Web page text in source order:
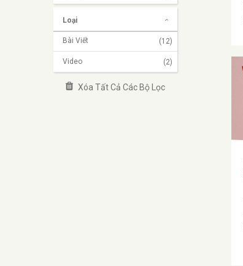
Loại
Bài Viết (12)
Video (2)
Xóa Tất Cả Các Bộ Lọc